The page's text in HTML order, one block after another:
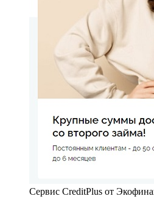
Сервис CreditPlus от